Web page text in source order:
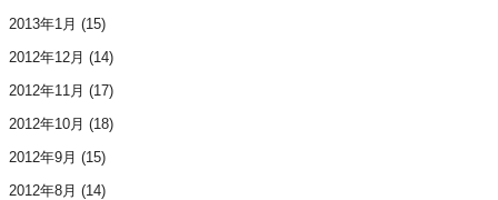
2013年1月 (15)
2012年12月 (14)
2012年11月 (17)
2012年10月 (18)
2012年9月 (15)
2012年8月 (14)